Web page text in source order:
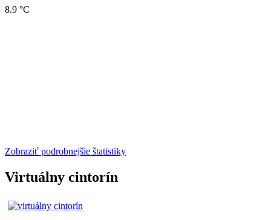
8.9 °C
Zobraziť podrobnejšie štatistiky
Virtuálny cintorín